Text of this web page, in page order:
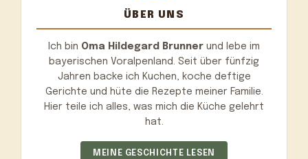
ÜBER UNS
Ich bin Oma Hildegard Brunner und lebe im
bayerischen Voralpenland. Seit über fünfzig
Jahren backe ich Kuchen, koche deftige
Gerichte und hüte die Rezepte meiner Familie.
Hier teile ich alles, was mich die Küche gelehrt
hat.
MEINE GESCHICHTE LESEN